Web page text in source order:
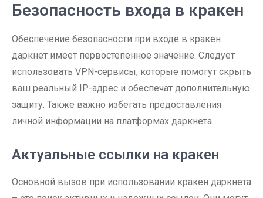
Безопасность входа в кракен
Обеспечение безопасности при входе в кракен
даркнет имеет первостепенное значение. Следует
использовать VPN-сервисы, которые помогут скрыть
ваш реальный IP-адрес и обеспечат дополнительную
защиту. Также важно избегать предоставления
личной информации на платформах даркнета.
Актуальные ссылки на кракен
Основной вызов при использовании кракен даркнета